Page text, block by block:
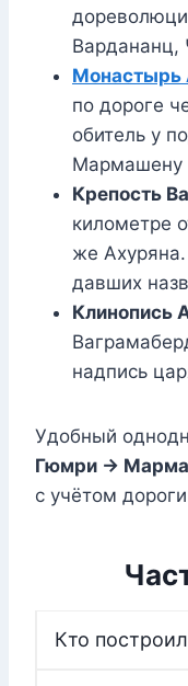
Вардананц,
Монастырь
по дороге
обитель у
Мармашену
Крепость
километре
же
давших
Клинопись
надпись
Удобный
Гюмри →
с учётом
Кто